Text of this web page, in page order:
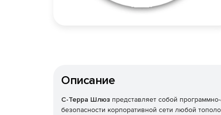
Описание
С-Терра Шлюз представляет собой
безопасности корпоративной сети любой